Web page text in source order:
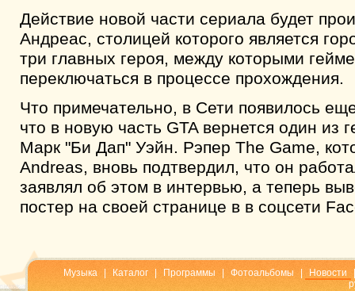
Действие новой части сериала будет
Андреас, столицей которого является
три главных героя, между которыми
переключаться в процессе прохождения.
Что примечательно, в Сети появилось
что в новую часть GTA вернется один из
Марк "Би Дап" Уэйн. Рэпер The Game,
Andreas, вновь подтвердил, что он
заявлял об этом в интервью, а теперь
постер на своей странице в в соцсети
Музыка Каталог Программы Фотоальбомы Новости